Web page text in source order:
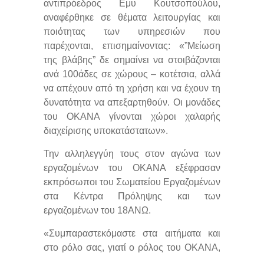
αντιπρόεδρος Εμυ Κουτσοπούλου,
αναφέρθηκε σε θέματα λειτουργίας και
ποιότητας των υπηρεσιών που
παρέχονται, επισημαίνοντας: «”Μείωση
της βλάβης” δε σημαίνει να στοιβάζονται
ανά 100άδες σε χώρους – κοτέτσια, αλλά
να απέχουν από τη χρήση και να έχουν τη
δυνατότητα να απεξαρτηθούν. Οι μονάδες
του ΟΚΑΝΑ γίνονται χώροι χαλαρής
διαχείρισης υποκατάστατων».
Την αλληλεγγύη τους στον αγώνα των
εργαζομένων του ΟΚΑΝΑ εξέφρασαν
εκπρόσωποι του Σωματείου Εργαζομένων
στα Κέντρα Πρόληψης και των
εργαζομένων του 18ΑΝΩ.
«Συμπαραστεκόμαστε στα αιτήματα και
στο ρόλο σας, γιατί ο ρόλος του ΟΚΑΝΑ,